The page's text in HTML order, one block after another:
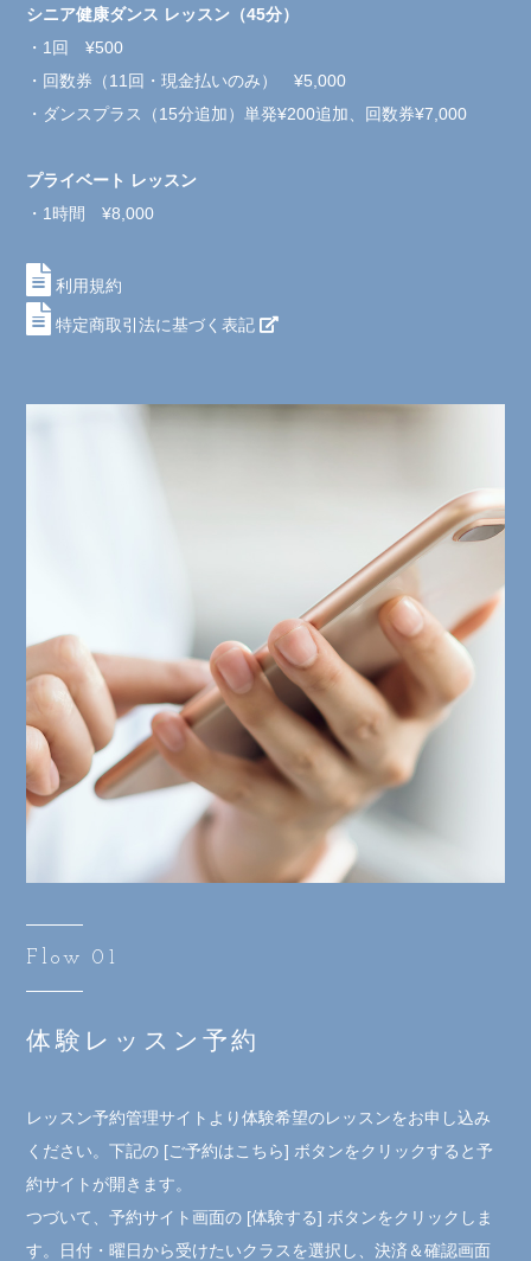
シニア健康ダンス レッスン（45分）
・1回 ¥500
・回数券（11回・現金払いのみ） ¥5,000
・ダンスプラス（15分追加）単発¥200追加、回数券¥7,000
プライベート レッスン
・1時間 ¥8,000
利用規約
特定商取引法に基づく表記
Flow 01
体験レッスン予約
レッスン予約管理サイトより体験希望のレッスンをお申し込み
ください。下記の [ご予約はこちら] ボタンをクリックすると予
約サイトが開きます。
つづいて、予約サイト画面の [体験する] ボタンをクリックしま
す。日付・曜日から受けたいクラスを選択し、決済＆確認画面